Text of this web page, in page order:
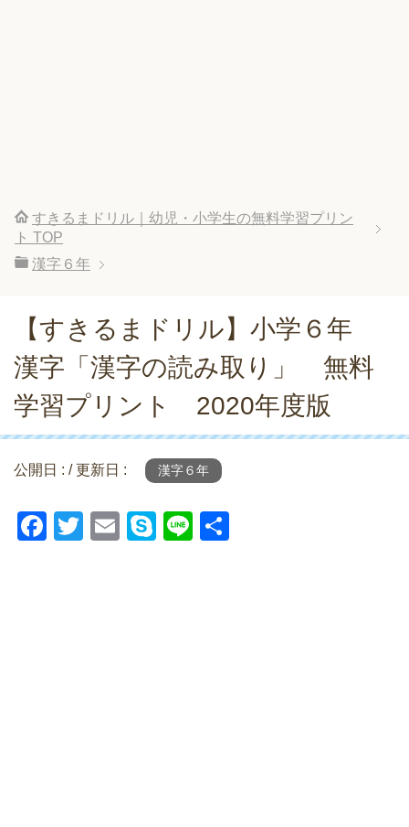
すきるまドリル｜幼児・小学生の無料学習プリン
ト TOP
漢字６年
【すきるまドリル】小学６年
漢字「漢字の読み取り」 無料
学習プリント 2020年度版
公開日 : / 更新日 : 漢字６年
F
T
E
S
Li